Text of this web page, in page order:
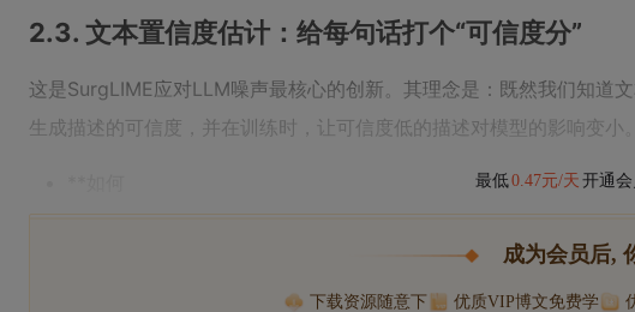
2.3. 文本置信度估计：给每句话打个“可信度分”
这是SurgLIME应对LLM噪声最核心的创新。其理念是：既然我们知道
生成描述的可信度，并在训练时，让可信度低的描述对模型的影响变小。
最低0.47元/天 开通
成为会员后,
下载资源随意下 优质VIP博文免费学